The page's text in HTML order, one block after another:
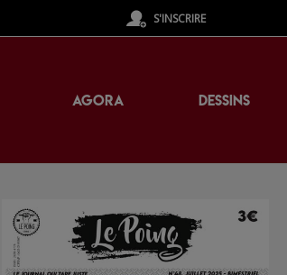
S'INSCRIRE
AGORA DESSINS